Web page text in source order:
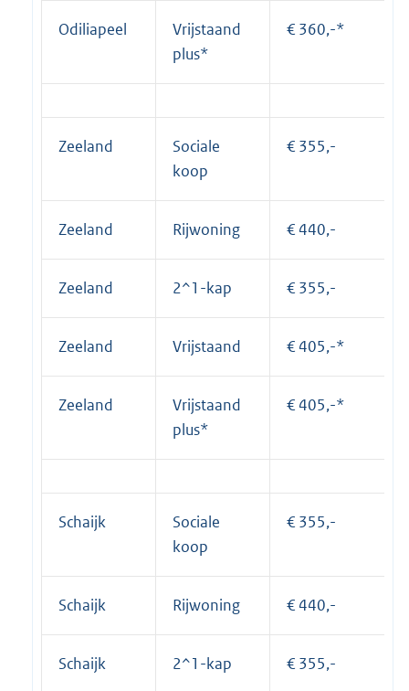
Odiliapeel
Vrijstaand
plus*
€ 360,-*
Zeeland
Sociale
koop
€ 355,-
Zeeland Rijwoning € 440,-
Zeeland 2^1-kap € 355,-
Zeeland Vrijstaand € 405,-*
Zeeland
Vrijstaand
plus*
€ 405,-*
Schaijk
Sociale
koop
€ 355,-
Schaijk Rijwoning € 440,-
Schaijk 2^1-kap € 355,-